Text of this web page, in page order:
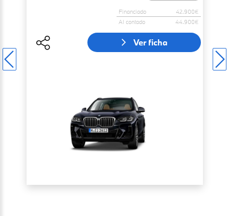
Financiado
42.900€
Al contado
44.900€
Ver ficha